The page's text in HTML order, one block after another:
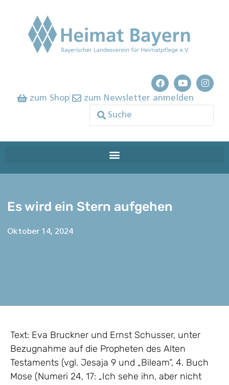
zum Shop zum Newsletter anmelden
Es wird ein Stern aufgehen
Oktober 14, 2024
Text: Eva Bruckner und Ernst Schusser, unter
Bezugnahme auf die Propheten des Alten
Testaments (vgl. Jesaja 9 und „Bileam“, 4. Buch
Mose (Numeri 24, 17: „Ich sehe ihn, aber nicht